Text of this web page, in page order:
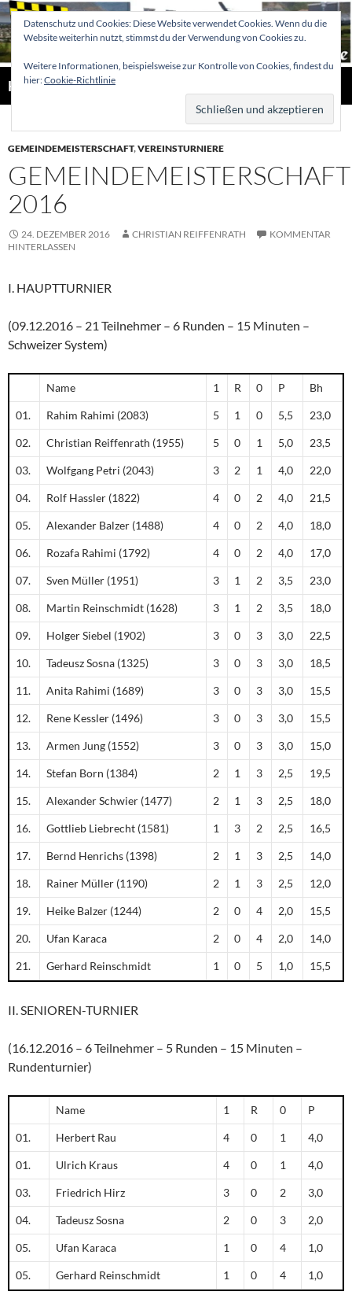
Zum
Inhalt
springen
Hellertaler Schachfreunde
Suchen
MENÜ
GEMEINDEMEISTERSCHAFT,VEREINSTURNIERE
GEMEINDEMEISTERSCHAFT
2016
24. DEZEMBER 2016 CHRISTIAN REIFFENRATH
KOMMENTAR
HINTERLASSEN
I. HAUPTTURNIER
(09.12.2016 – 21 Teilnehmer – 6 Runden – 15 Minuten –
Schweizer System)
Name 1 R 0 P Bh
01. Rahim Rahimi (2083) 5 1 0 5,5 23,0
02. Christian Reiffenrath (1955) 5 0 1 5,0 23,5
03. Wolfgang Petri (2043) 3 2 1 4,0 22,0
04. Rolf Hassler (1822) 4 0 2 4,0 21,5
05. Alexander Balzer (1488) 4 0 2 4,0 18,0
06. Rozafa Rahimi (1792) 4 0 2 4,0 17,0
07. Sven Müller (1951) 3 1 2 3,5 23,0
08. Martin Reinschmidt (1628) 3 1 2 3,5 18,0
09. Holger Siebel (1902) 3 0 3 3,0 22,5
10. Tadeusz Sosna (1325) 3 0 3 3,0 18,5
11. Anita Rahimi (1689) 3 0 3 3,0 15,5
12. Rene Kessler (1496) 3 0 3 3,0 15,5
13. Armen Jung (1552) 3 0 3 3,0 15,0
14. Stefan Born (1384) 2 1 3 2,5 19,5
15. Alexander Schwier (1477) 2 1 3 2,5 18,0
16. Gottlieb Liebrecht (1581) 1 3 2 2,5 16,5
17. Bernd Henrichs (1398) 2 1 3 2,5 14,0
18. Rainer Müller (1190) 2 1 3 2,5 12,0
19. Heike Balzer (1244) 2 0 4 2,0 15,5
20. Ufan Karaca 2 0 4 2,0 14,0
21. Gerhard Reinschmidt 1 0 5 1,0 15,5
II. SENIOREN-TURNIER
(16.12.2016 – 6 Teilnehmer – 5 Runden – 15 Minuten –
Rundenturnier)
Name 1 R 0 P
01. Herbert Rau 4 0 1 4,0
01. Ulrich Kraus 4 0 1 4,0
03. Friedrich Hirz 3 0 2 3,0
04. Tadeusz Sosna 2 0 3 2,0
05. Ufan Karaca 1 0 4 1,0
05. Gerhard Reinschmidt 1 0 4 1,0
Datenschutz und Cookies: Diese Website verwendet Cookies. Wenn du die
Website weiterhin nutzt, stimmst du der Verwendung von Cookies zu.
Weitere Informationen, beispielsweise zur Kontrolle von Cookies, findest du
hier:Cookie-Richtlinie